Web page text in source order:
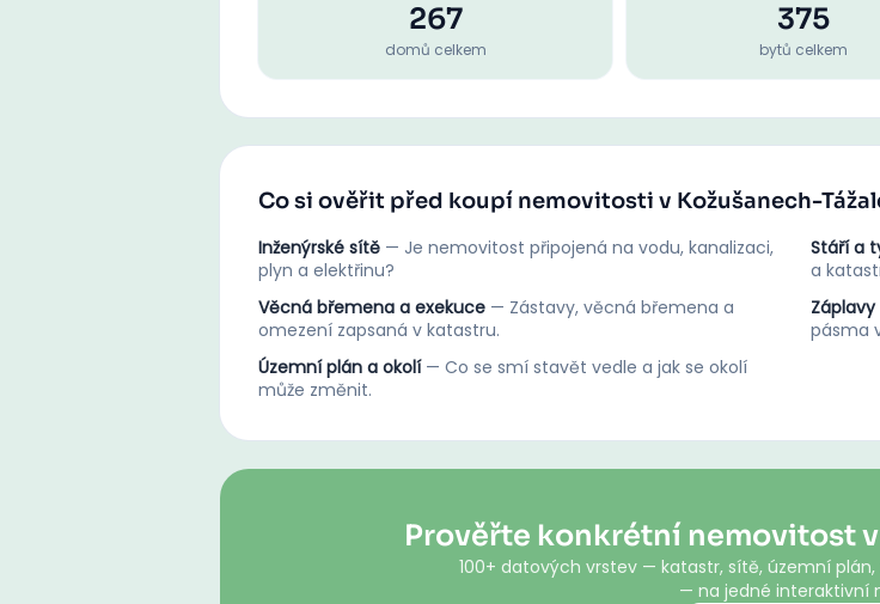
267
domů celkem
375
bytů celkem
Co si ověřit před koupí nemovitosti v Kožušanech-
Inženýrské sítě — Je nemovitost připojená na vodu, kanalizaci,
plyn a elektřinu?
Stáří a
a
Věcná břemena a exekuce — Zástavy, věcná břemena a
omezení zapsaná v katastru.
Záplavy
pásma
Územní plán a okolí — Co se smí stavět vedle a jak se okolí
může změnit.
Prověřte konkrétní nemovitost
100+ datových vrstev — katastr, sítě, územní
— na jedné interaktivní